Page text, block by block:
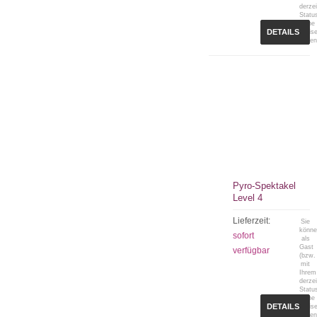
keine
DETAILS
Pyro-Spektakel
Level 4
Lieferzeit:
sofort
verfügbar
Sie
als
Gast
(bzw.
mit
Ihrem
keine
DETAILS